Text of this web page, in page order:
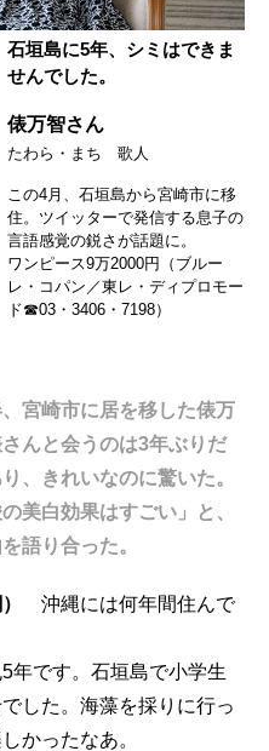
石垣島に5年、シミはできま
せんでした。
俵万智さん
たわら・まち 歌人
この4月、石垣島から宮崎市に移
住。ツイッターで発信する息子の
言‌語感覚の鋭さが話題に。
ワンピース9万2000円（ブルー
レ・コパン／東レ・ディプロモー
ド☎03・3406・7198）
宮崎市に居を移した俵万
んと会うのは3年ぶりだ
、きれいなのに驚いた。
美白効果はすごい」と、
語り合った。
沖縄には何年間住んで
年です。石垣島で小学生
した。海藻を採りに行っ
かったなあ。